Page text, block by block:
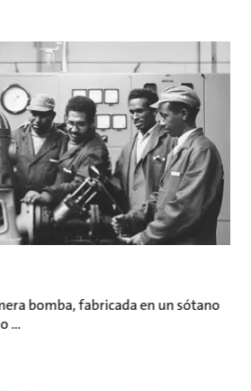
bomba, fabricada en un sótano